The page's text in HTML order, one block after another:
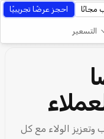
التسعير
مجانًا احجز عرضًا تجريبيًا
الولاء مع كل